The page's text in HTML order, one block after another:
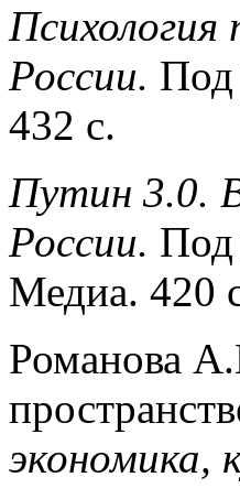
Психология
России.
432 с.
Путин 3.0.
России.
Медиа. 420
Романова
экономика,